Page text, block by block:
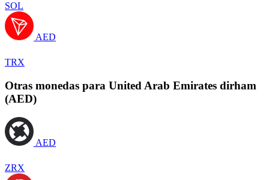
SOL
AED
TRX
Otras monedas para United Arab Emirates dirham
(AED)
AED
ZRX